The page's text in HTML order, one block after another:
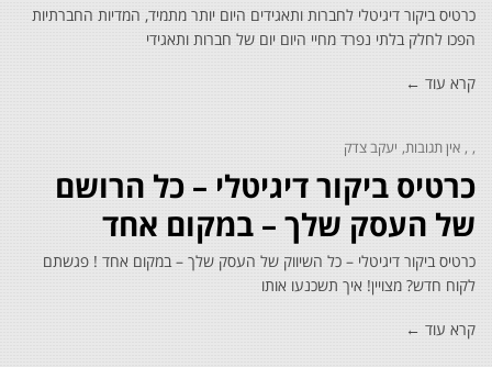
כרטיס ביקור דיגיטלי לחברות ותאגידים היום יותר מתמיד, המדיות החברתיות
הפכו לחלק בלתי נפרד מחיי היום יום של חברות ותאגידי
קרא עוד ←
אין תגובות יעקב צדק
כרטיס ביקור דיגיטלי – כל הרושם
של העסק שלך – במקום אחד
כרטיס ביקור דיגיטלי – כל השיווק של העסק שלך – במקום אחד ! פגשתם
לקוח חדש? מצויין! איך תשכנעו אותו
קרא עוד ←